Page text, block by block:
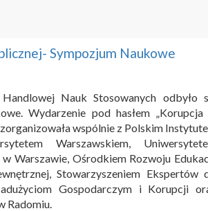
Sympozjum Naukowe
Nauk Stosowanych odbyło
Wydarzenie pod hasłem „Korupcja
wspólnie z Polskim
Warszawskiem,
Warszawie, Ośrodkiem Rozwoju
Stowarzyszeniem Ekspertów
Gospodarczym i Korupcji
Radomiu.